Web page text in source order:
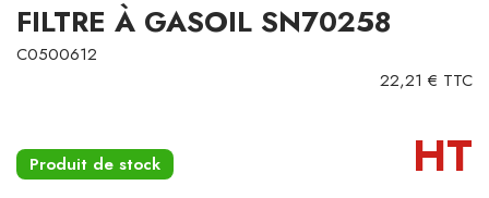
FILTRE À GASOIL SN70258
C0500612
22,21 € TTC
Produit de stock HT